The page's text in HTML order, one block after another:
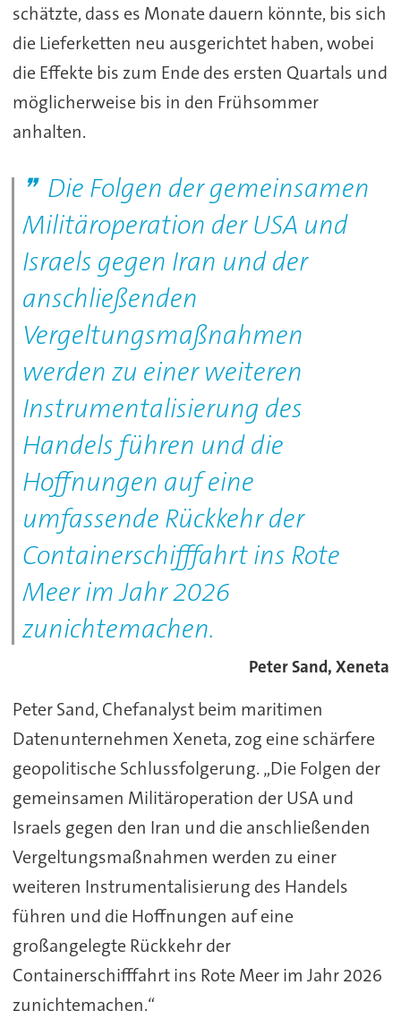
schätzte, dass es Monate dauern könnte, bis sich
die Lieferketten neu ausgerichtet haben, wobei
die Effekte bis zum Ende des ersten Quartals und
möglicherweise bis in den Frühsommer
anhalten.
Die Folgen der gemeinsamen
Militäroperation der USA und
Israels gegen Iran und der
anschließenden
Vergeltungsmaßnahmen
werden zu einer weiteren
Instrumentalisierung des
Handels führen und die
Hoffnungen auf eine
umfassende Rückkehr der
Containerschifffahrt ins Rote
Meer im Jahr 2026
zunichtemachen.
Peter Sand, Xeneta
Peter Sand, Chefanalyst beim maritimen
Datenunternehmen Xeneta, zog eine schärfere
geopolitische Schlussfolgerung. „Die Folgen der
gemeinsamen Militäroperation der USA und
Israels gegen den Iran und die anschließenden
Vergeltungsmaßnahmen werden zu einer
weiteren Instrumentalisierung des Handels
führen und die Hoffnungen auf eine
großangelegte Rückkehr der
Containerschifffahrt ins Rote Meer im Jahr 2026
zunichtemachen.“